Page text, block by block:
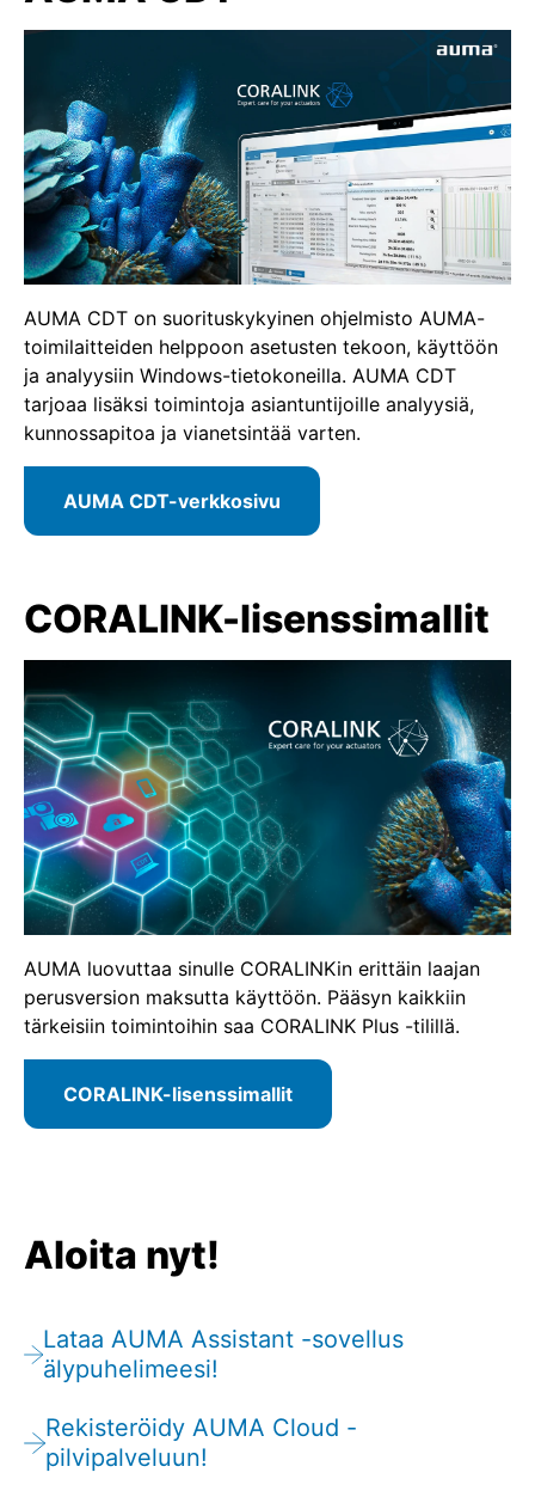
AUMA CDT on suorituskykyinen ohjelmisto AUMA-
toimilaitteiden helppoon asetusten tekoon, käyttöön
ja analyysiin Windows-tietokoneilla. AUMA CDT
tarjoaa lisäksi toimintoja asiantuntijoille analyysiä,
kunnossapitoa ja vianetsintää varten.
AUMA CDT-verkkosivu
CORALINK-lisenssimallit
AUMA luovuttaa sinulle CORALINKin erittäin laajan
perusversion maksutta käyttöön. Pääsyn kaikkiin
tärkeisiin toimintoihin saa CORALINK Plus -tilillä.
CORALINK-lisenssimallit
Aloita nyt!
Lataa AUMA Assistant -sovellus
älypuhelimeesi!
Rekisteröidy AUMA Cloud -
pilvipalveluun!